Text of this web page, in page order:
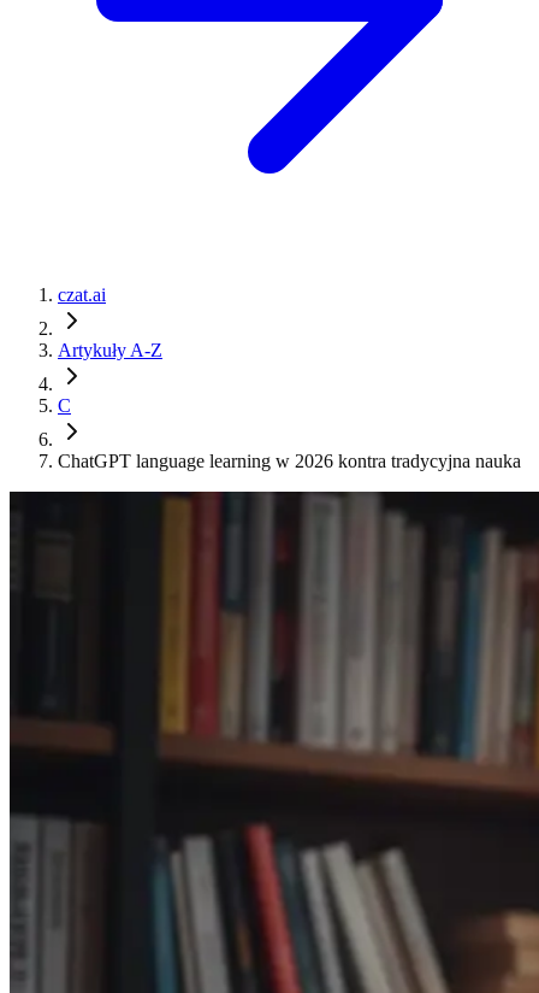
czat.ai
Artykuły A-Z
C
ChatGPT language learning w 2026 kontra tradycyjna nauka